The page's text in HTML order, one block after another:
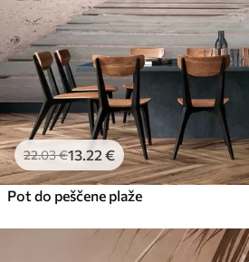
22.03€13 .22 €
Pot do peščene plaže